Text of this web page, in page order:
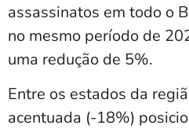
assassinatos em todo o
no mesmo período de
uma redução de 5%.
Entre os estados da
acentuada (-18%)